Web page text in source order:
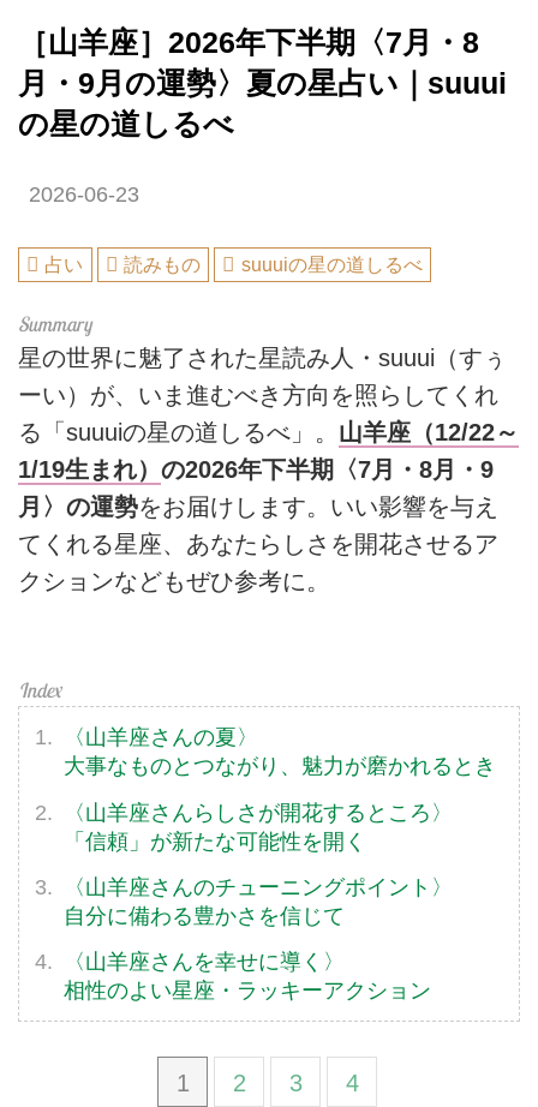
［山羊座］2026年下半期〈7月・8
月・9月の運勢〉夏の星占い｜suuui
の星の道しるべ
2026-06-23
占い 読みもの suuuiの星の道しるべ
星の世界に魅了された星読み人・suuui（すぅ
ーい）が、いま進むべき方向を照らしてくれ
る「suuuiの星の道しるべ」。 山羊座（12/22～
1/19生まれ） の2026年下半期〈7月・8月・9
月〉の運勢をお届けします。いい影響を与え
てくれる星座、あなたらしさを開花させるア
クションなどもぜひ参考に。
〈山羊座さんの夏〉
大事なものとつながり、魅力が磨かれるとき
〈山羊座さんらしさが開花するところ〉
「信頼」が新たな可能性を開く
〈山羊座さんのチューニングポイント〉
自分に備わる豊かさを信じて
〈山羊座さんを幸せに導く〉
相性のよい星座・ラッキーアクション
1 2 3 4